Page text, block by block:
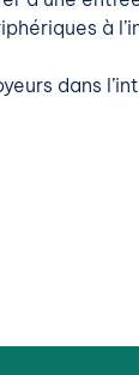
à
dans